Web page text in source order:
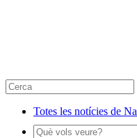
Totes les notícies de